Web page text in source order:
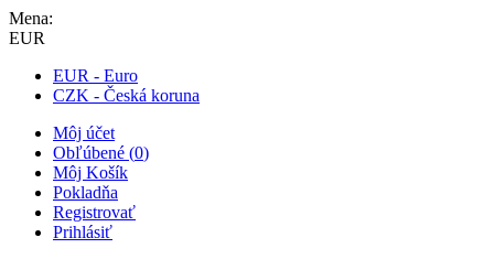
Mena:
EUR
EUR - Euro
CZK - Česká koruna
Môj účet
Obľúbené (0)
Môj Košík
Pokladňa
Registrovať
Prihlásiť